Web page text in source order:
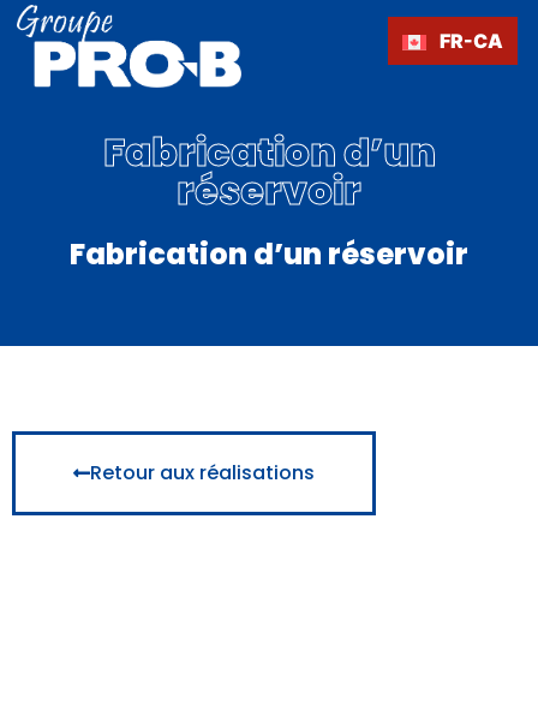
Aller
contenu
FR-CA
Fabrication d’un
réservoir
Fabrication d’un réservoir
Retour aux réalisations